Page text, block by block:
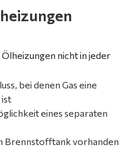
nicht in jeder
bei denen Gas eine
eines separaten
Brennstofftank vorhanden